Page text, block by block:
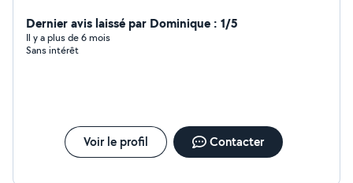
Peinture - Soudure et Barrières balcon. Réalisation d'aire
de pétanque. Travaux tout corps d'état. Jardinage et
aménagement d'allées.
Dernier avis laissé par Dominique : 1/5
Il y a plus de 6 mois
Sans intérêt
Voir le profil Contacter